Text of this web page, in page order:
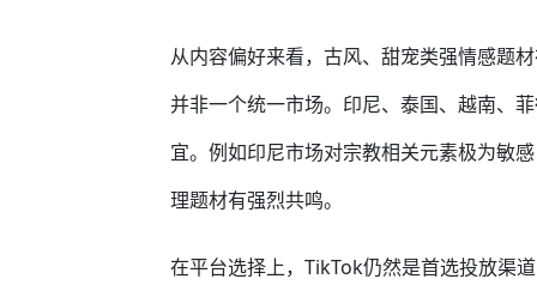
从内容偏好来看，古风、甜宠类强情感题
并非一个统一市场。印尼、泰国、越南、
宜。例如印尼市场对宗教相关元素极为敏
理题材有强烈共鸣。
在平台选择上，TikTok仍然是首选投放渠